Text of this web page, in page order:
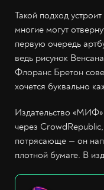
Такой подход
многие могут
первую очередь
ведь рисунок
Флоранс Бретон
хочется буквально
Издательство «МИФ»
через
потрясающе — он
плотной бумаге. В